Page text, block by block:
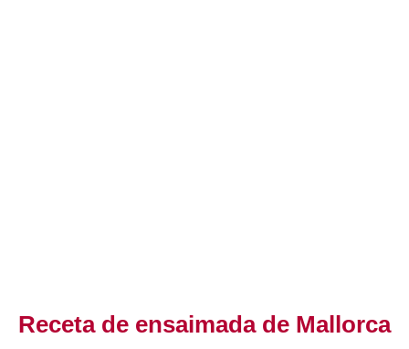
Receta de ensaimada de Mallorca